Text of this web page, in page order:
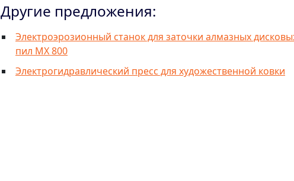
Другие предложения:
Электроэрозионный станок для заточки алмазных
пил MX 800
Электрогидравлический пресс для художественной ковки